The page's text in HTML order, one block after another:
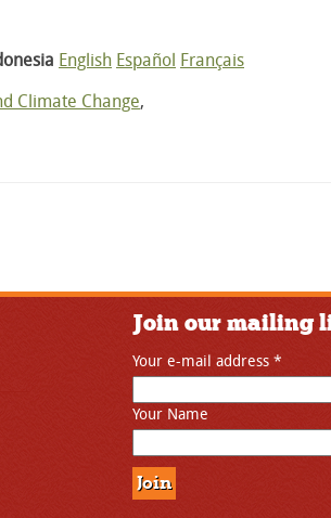
English Español Français
Climate Change,
Join our mailing
Your e-mail address *
Your Name